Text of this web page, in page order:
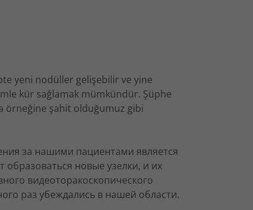
yeni nodüller gelişebilir ve yine
kür sağlamak mümkündür. Şüphe
örneğine şahit olduğumuz gibi
за нашими пациентами является
новые узелки, и их
видеоторакоскопического
раз убеждались в нашей области.